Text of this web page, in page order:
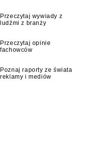
Przeczytaj wywiady z
ludźmi z branży
Przeczytaj opinie
fachowców
Poznaj raporty ze świata
reklamy i mediów